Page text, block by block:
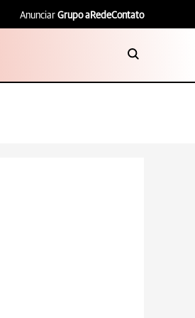
Anunciar Grupo aRedeContato